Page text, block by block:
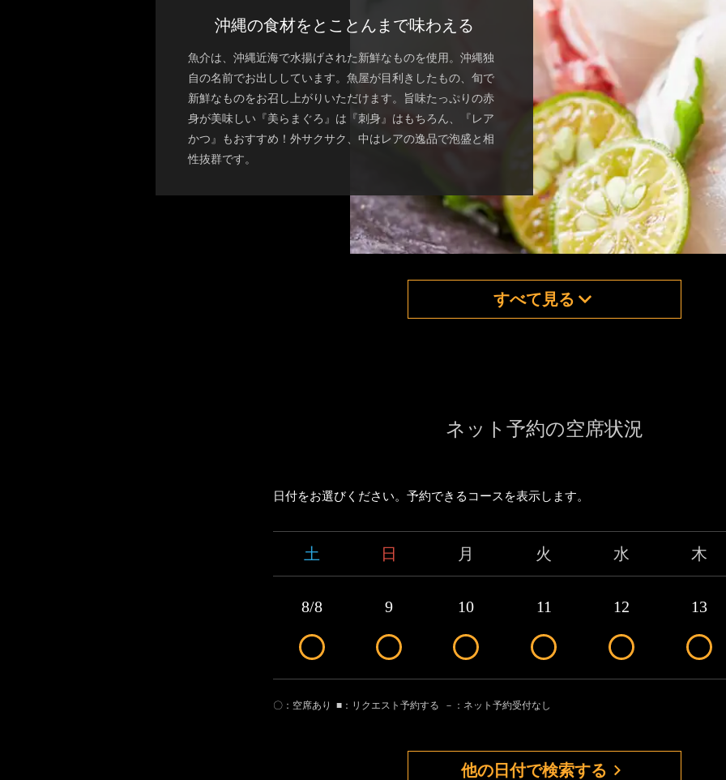
沖縄の食材をとことんまで味わえる
魚介は、沖縄近海で水揚げされた新鮮なものを使用。沖縄独
自の名前でお出ししています。魚屋が目利きしたもの、旬で
新鮮なものをお召し上がりいただけます。旨味たっぷりの赤
身が美味しい『美らまぐろ』は『刺身』はもちろん、『レア
かつ』もおすすめ！外サクサク、中はレアの逸品で泡盛と相
性抜群です。
すべて見る
ネット予約の空席状況
日付をお選びください。予約できるコースを表示します。
土 日 月 火 水 木
8/8 9 10 11 12 13
〇：空席あり ■：リクエスト予約する －：ネット予約受付なし
他の日付で検索する